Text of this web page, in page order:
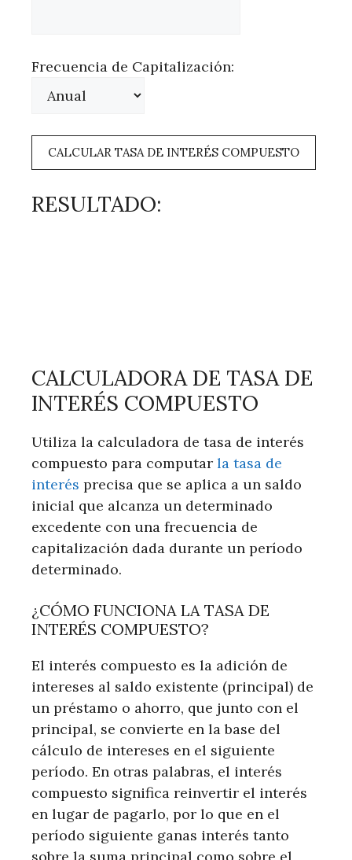
Frecuencia de Capitalización:
CALCULAR TASA DE INTERÉS COMPUESTO
RESULTADO:
CALCULADORA DE TASA DE
INTERÉS COMPUESTO
Utiliza la calculadora de tasa de interés
compuesto para computar la tasa de
interés precisa que se aplica a un saldo
inicial que alcanza un determinado
excedente con una frecuencia de
capitalización dada durante un período
determinado.
¿CÓMO FUNCIONA LA TASA DE
INTERÉS COMPUESTO?
El interés compuesto es la adición de
intereses al saldo existente (principal) de
un préstamo o ahorro, que junto con el
principal, se convierte en la base del
cálculo de intereses en el siguiente
período. En otras palabras, el interés
compuesto significa reinvertir el interés
en lugar de pagarlo, por lo que en el
período siguiente ganas interés tanto